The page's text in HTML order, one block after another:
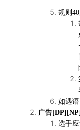
规则
如遇
广告
选手